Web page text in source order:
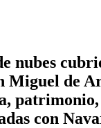
nubes
de
con